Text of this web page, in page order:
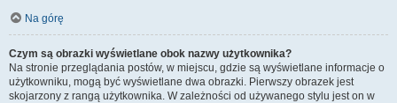
Na górę
Czym są obrazki wyświetlane obok nazwy użytkownika?
Na stronie przeglądania postów, w miejscu, gdzie są wyświetlane informacje o
użytkowniku, mogą być wyświetlane dwa obrazki. Pierwszy obrazek jest
skojarzony z rangą użytkownika. W zależności od używanego stylu jest on w